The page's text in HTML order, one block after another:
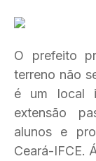
O prefeito
terreno não
é um local
extensão
alunos e
Ceará-IFCE.